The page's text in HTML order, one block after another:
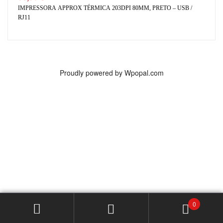
IMPRESSORA APPROX TÉRMICA 203DPI 80MM, PRETO – USB /
RJ11
Proudly powered by Wpopal.com
0